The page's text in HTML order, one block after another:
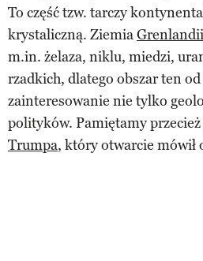
To część tzw. tarczy
krystaliczną. ZiemiaGrenlandii
m.in. żelaza, niklu, miedzi,
rzadkich, dlatego obszar ten
zainteresowanie nie tylko
polityków. Pamiętamy przecież
Trumpa, który otwarcie mówił